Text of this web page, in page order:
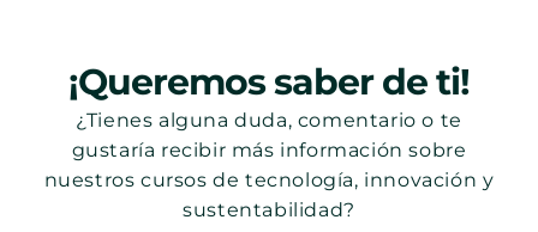
¡Queremos saber de ti!
¿Tienes alguna duda, comentario o te
gustaría recibir más información sobre
nuestros cursos de tecnología, innovación y
sustentabilidad?